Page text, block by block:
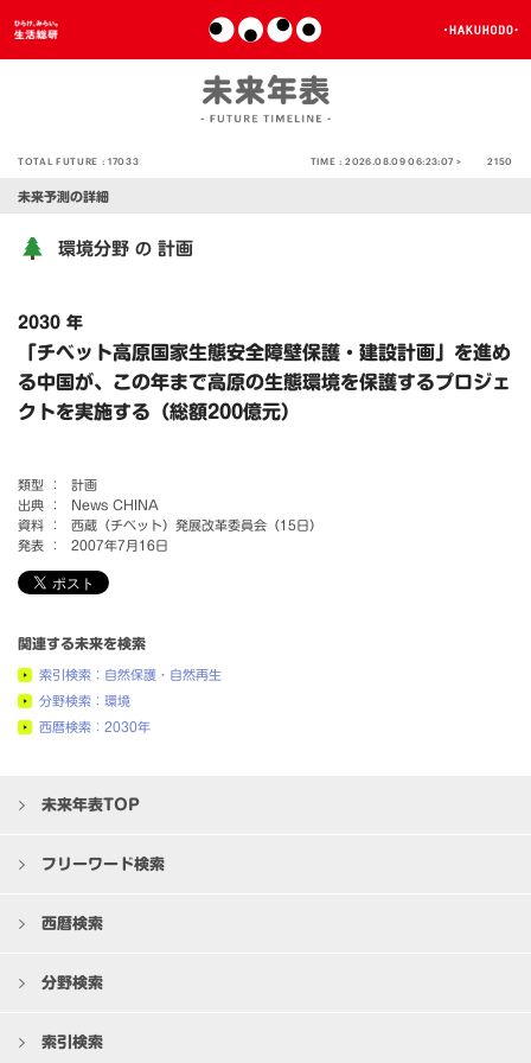
TOTAL FUTURE :17033 TIME :2026.08.09 06:23:07 > 2150
未来予測の詳細
環境分野 の 計画
2030 年
「チベット高原国家生態安全障壁保護・建設計画」を進め
る中国が、この年まで高原の生態環境を保護するプロジェ
クトを実施する（総額200億元）
類型 ：
計画
出典 ：
News CHINA
資料 ：
西蔵（チベット）発展改革委員会（15日）
発表 ：
2007年7月16日
関連する未来を検索
索引検索：自然保護・自然再生
分野検索：環境
西暦検索：2030年
未来年表TOP
フリーワード検索
西暦検索
分野検索
索引検索